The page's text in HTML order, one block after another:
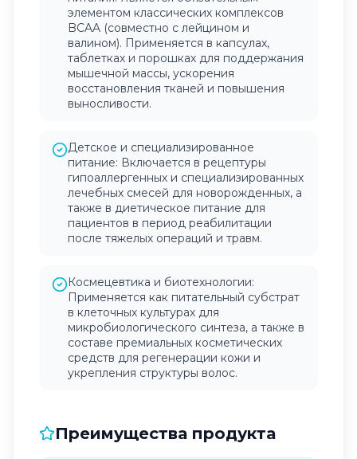
элементом классических комплексов
BCAA (совместно с лейцином и
валином). Применяется в капсулах,
таблетках и порошках для поддержания
мышечной массы, ускорения
восстановления тканей и повышения
выносливости.
Детское и специализированное
питание: Включается в рецептуры
гипоаллергенных и специализированных
лечебных смесей для новорожденных, а
также в диетическое питание для
пациентов в период реабилитации
после тяжелых операций и травм.
Космецевтика и биотехнологии:
Применяется как питательный субстрат
в клеточных культурах для
микробиологического синтеза, а также в
составе премиальных косметических
средств для регенерации кожи и
укрепления структуры волос.
Преимущества продукта